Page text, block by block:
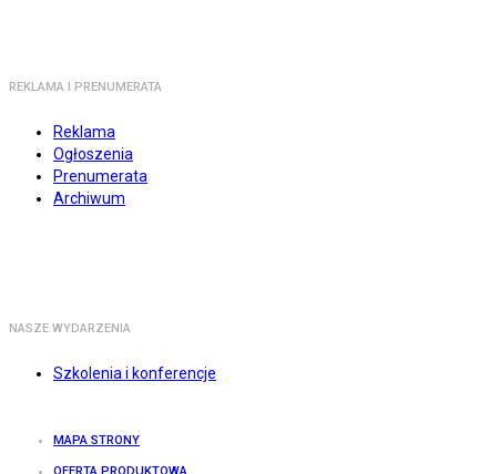
REKLAMA I PRENUMERATA
Reklama
Ogłoszenia
Prenumerata
Archiwum
NASZE WYDARZENIA
Szkolenia i konferencje
MAPA STRONY